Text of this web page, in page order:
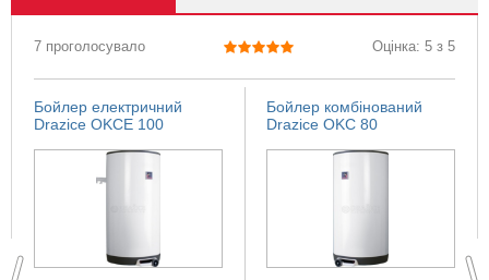
7 проголосувало Оцінка: 5 з 5
Бойлер електричний
Drazice OKCE 100
Бойлер комбінований
Drazice OKC 80